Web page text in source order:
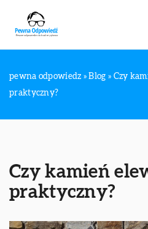
pewna odpowiedz »Blog » Czy
praktyczny?
Czy kamień
praktyczny?